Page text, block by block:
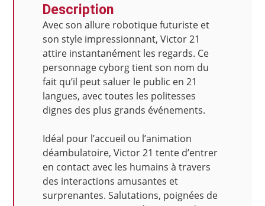
Description
Avec son allure robotique futuriste et
son style impressionnant, Victor 21
attire instantanément les regards. Ce
personnage cyborg tient son nom du
fait qu’il peut saluer le public en 21
langues, avec toutes les politesses
dignes des plus grands événements.
Idéal pour l’accueil ou l’animation
déambulatoire, Victor 21 tente d’entrer
en contact avec les humains à travers
des interactions amusantes et
surprenantes. Salutations, poignées de